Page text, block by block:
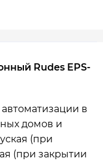
Rudes EPS-
в
домов и
(при
(при закрытии